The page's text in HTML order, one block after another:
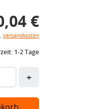
€
Versandkosten
1-2 Tage
+